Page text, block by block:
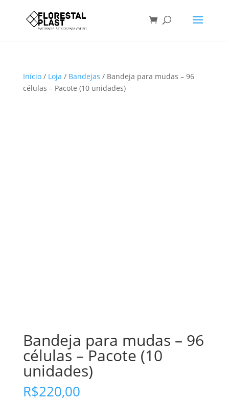
Início/ Loja / Bandejas / Bandeja para mudas – 96
células – Pacote (10 unidades)
Bandeja para mudas – 96
células – Pacote (10
unidades)
R$220,00